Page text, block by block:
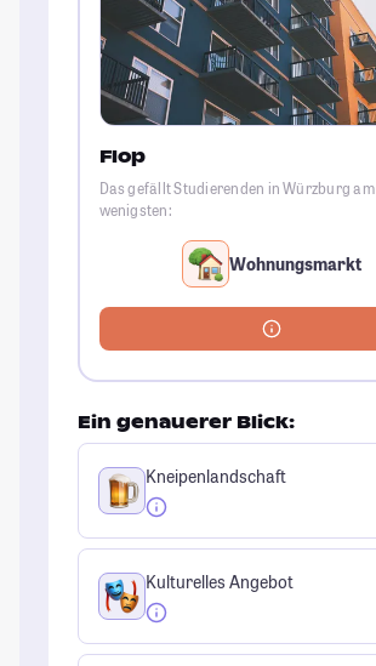
Flop
Das gefällt Studierenden in Würzburg am
wenigsten:
Wohnungsmarkt
Ein genauerer Blick:
Kneipenlandschaft
Kulturelles Angebot